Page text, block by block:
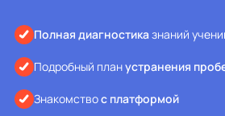
Полная диагностиказнаний
Подробный планустранения
Знакомствос платформой